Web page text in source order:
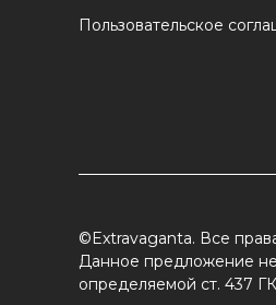
Пользовательское
©Extravaganta. Все
Данное предложение
определяемой ст. 437